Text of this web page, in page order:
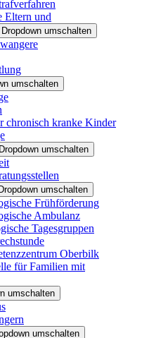
Eltern und
Dropdown umschalten
umschalten
chronisch kranke Kinder
Dropdown umschalten
Dropdown umschalten
Frühförderung
Ambulanz
Tagesgruppen
Oberbilk
für Familien mit
umschalten
umschalten